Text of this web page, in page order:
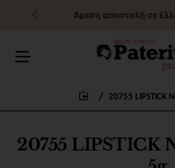
Άμεση αποστολή σε
20755 LIPSTICK
20755 LIPSTICK